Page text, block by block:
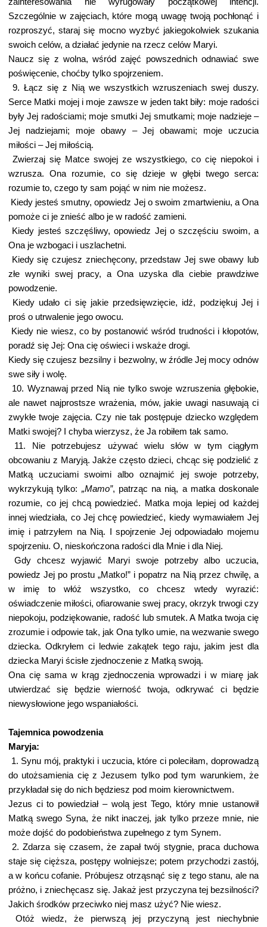
Szczególnie w zajęciach, które mogą uwagę twoją pochłonąć i
rozproszyć, staraj się mocno wyzbyć jakiegokolwiek szukania
swoich celów, a działać jedynie na rzecz celów Maryi.
Naucz się z wolna, wśród zajęć powszednich odnawiać swe
poświęcenie, choćby tylko spojrzeniem.
9. Łącz się z Nią we wszystkich wzruszeniach swej duszy.
Serce Matki mojej i moje zawsze w jeden takt biły: moje radości
były Jej radościami; moje smutki Jej smutkami; moje nadzieje –
Jej nadziejami; moje obawy – Jej obawami; moje uczucia
miłości – Jej miłością.
Zwierzaj się Matce swojej ze wszystkiego, co cię niepokoi i
wzrusza. Ona rozumie, co się dzieje w głębi twego serca:
rozumie to, czego ty sam pojąć w nim nie możesz.
Kiedy jesteś smutny, opowiedz Jej o swoim zmartwieniu, a Ona
pomoże ci je znieść albo je w radość zamieni.
Kiedy jesteś szczęśliwy, opowiedz Jej o szczęściu swoim, a
Ona je wzbogaci i uszlachetni.
Kiedy się czujesz zniechęcony, przedstaw Jej swe obawy lub
złe wyniki swej pracy, a Ona uzyska dla ciebie prawdziwe
powodzenie.
Kiedy udało ci się jakie przedsięwzięcie, idź, podziękuj Jej i
proś o utrwalenie jego owocu.
Kiedy nie wiesz, co by postanowić wśród trudności i kłopotów,
poradź się Jej: Ona cię oświeci i wskaże drogi.
Kiedy się czujesz bezsilny i bezwolny, w źródle Jej mocy odnów
swe siły i wolę.
10. Wyznawaj przed Nią nie tylko swoje wzruszenia głębokie,
ale nawet najprostsze wrażenia, mów, jakie uwagi nasuwają ci
zwykłe twoje zajęcia. Czy nie tak postępuje dziecko względem
Matki swojej? I chyba wierzysz, że Ja robiłem tak samo.
11. Nie potrzebujesz używać wielu słów w tym ciągłym
obcowaniu z Maryją. Jakże często dzieci, chcąc się podzielić z
Matką uczuciami swoimi albo oznajmić jej swoje potrzeby,
wykrzykują tylko: „Mamo”, patrząc na nią, a matka doskonale
rozumie, co jej chcą powiedzieć. Matka moja lepiej od każdej
innej wiedziała, co Jej chcę powiedzieć, kiedy wymawiałem Jej
imię i patrzyłem na Nią. I spojrzenie Jej odpowiadało mojemu
spojrzeniu. O, nieskończona radości dla Mnie i dla Niej.
Gdy chcesz wyjawić Maryi swoje potrzeby albo uczucia,
powiedz Jej po prostu „Matko!” i popatrz na Nią przez chwilę, a
w imię to włóż wszystko, co chcesz wtedy wyrazić:
oświadczenie miłości, ofiarowanie swej pracy, okrzyk trwogi czy
niepokoju, podziękowanie, radość lub smutek. A Matka twoja cię
zrozumie i odpowie tak, jak Ona tylko umie, na wezwanie swego
dziecka. Odkryłem ci ledwie zakątek tego raju, jakim jest dla
dziecka Maryi ścisłe zjednoczenie z Matką swoją.
Ona cię sama w krąg zjednoczenia wprowadzi i w miarę jak
utwierdzać się będzie wierność twoja, odkrywać ci będzie
niewysłowione jego wspaniałości.
Tajemnica powodzenia
Maryja:
1. Synu mój, praktyki i uczucia, które ci poleciłam, doprowadzą
do utożsamienia cię z Jezusem tylko pod tym warunkiem, że
przykładał się do nich będziesz pod moim kierownictwem.
Jezus ci to powiedział – wolą jest Tego, który mnie ustanowił
Matką swego Syna, że nikt inaczej, jak tylko przeze mnie, nie
może dojść do podobieństwa zupełnego z tym Synem.
2. Zdarza się czasem, że zapał twój stygnie, praca duchowa
staje się cięższa, postępy wolniejsze; potem przychodzi zastój,
a w końcu cofanie. Próbujesz otrząsnąć się z tego stanu, ale na
próżno, i zniechęcasz się. Jakaż jest przyczyna tej bezsilności?
Jakich środków przeciwko niej masz użyć? Nie wiesz.
Otóż wiedz, że pierwszą jej przyczyną jest niechybnie